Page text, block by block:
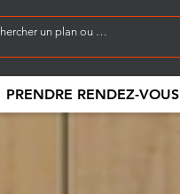
PRENDRE RENDEZ-VOUS